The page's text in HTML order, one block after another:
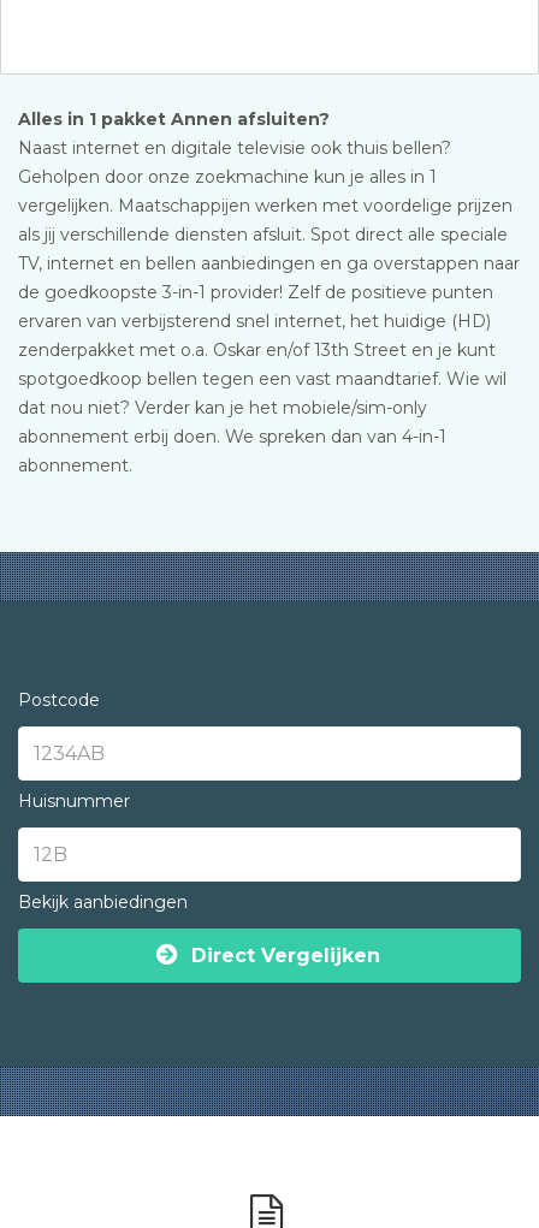
Alles in 1 pakket Annen afsluiten?
Naast internet en digitale televisie ook thuis bellen?
Geholpen door onze zoekmachine kun je alles in 1
vergelijken. Maatschappijen werken met voordelige prijzen
als jij verschillende diensten afsluit. Spot direct alle speciale
TV, internet en bellen aanbiedingen en ga overstappen naar
de goedkoopste 3-in-1 provider! Zelf de positieve punten
ervaren van verbijsterend snel internet, het huidige (HD)
zenderpakket met o.a. Oskar en/of 13th Street en je kunt
spotgoedkoop bellen tegen een vast maandtarief. Wie wil
dat nou niet? Verder kan je het mobiele/sim-only
abonnement erbij doen. We spreken dan van 4-in-1
abonnement.
Postcode
Huisnummer
Bekijk aanbiedingen
Direct Vergelijken